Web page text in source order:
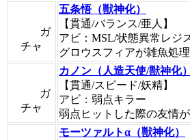
ガ
チャ
五条悟（獣神化）
【貫通/バランス/亜人】
アビ：MSL/状態異常レジ
グロウスフィアが雑魚処理
ガ
チャ
カノン（人造天使/獣神化）
【貫通/スピード/妖精】
アビ：弱点キラー
弱点ヒットした際の友情が
モーツァルトα（獣神化）